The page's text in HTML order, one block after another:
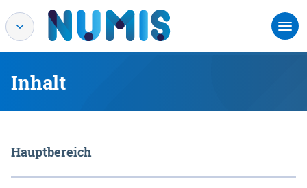
Inhalt
Hauptbereich